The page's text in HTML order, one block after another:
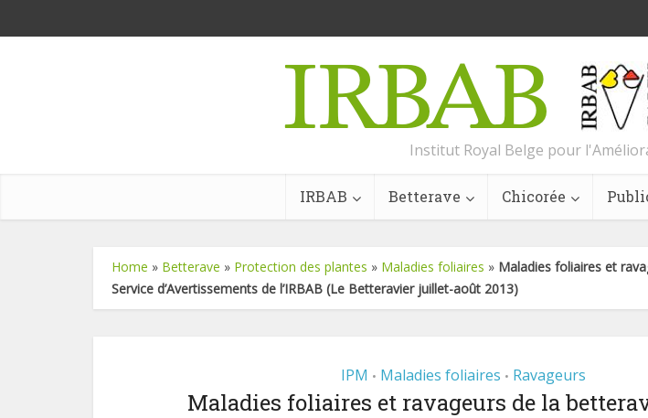
Institut Royal Belge pour
IRBAB Betterave Chicorée
Home » Betterave » Protection des plantes » Maladies foliaires » Maladies foliaires et
Service d’Avertissements de l’IRBAB (Le Betteravier juillet-août 2013)
IPM • Maladies foliaires • Ravageurs
Maladies foliaires et ravageurs de la